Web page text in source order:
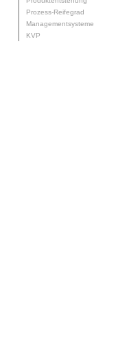
Prozess-Reifegrad
Managementsysteme
KVP